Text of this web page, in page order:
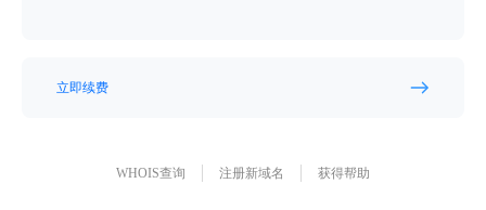
立即续费
WHOIS查询 注册新域名 获得帮助